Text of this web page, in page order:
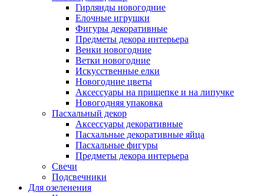
Гирлянды новогодние
Елочные игрушки
Фигуры декоративные
Предметы декора интерьера
Венки новогодние
Ветки новогодние
Искусственные елки
Новогодние цветы
Аксессуары на прищепке и на липучке
Новогодняя упаковка
Пасхальный декор
Аксессуары декоративные
Пасхальные декоративные яйца
Пасхальные фигуры
Предметы декора интерьера
Свечи
Подсвечники
Для озеленения